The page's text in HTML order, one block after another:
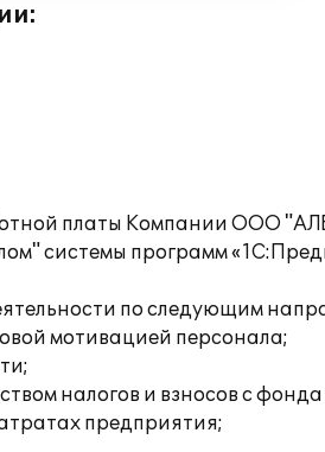
платы Компании ООО
системы программ
по следующим
мотивацией персонала;
налогов и взносов с
предприятия;